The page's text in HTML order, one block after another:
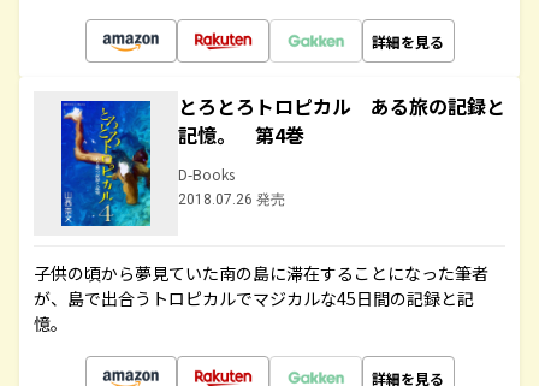
詳細を見る
とろとろトロピカル ある旅の記録と
記憶。 第4巻
D-Books
2018.07.26 発売
子供の頃から夢見ていた南の島に滞在することになった筆者
が、島で出合うトロピカルでマジカルな45日間の記録と記
憶。
詳細を見る